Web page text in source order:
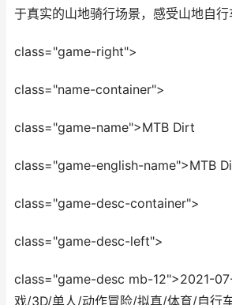
于真实的山地骑行场景，感受山地自行
class="game-right">
class="name-container">
class="game-name">MTB Dirt
class="game-english-name">MTB
class="game-desc-container">
class="game-desc-left">
class="game-desc mb-12">2021-
戏/3D/单人/动作冒险/拟真/体育/自行